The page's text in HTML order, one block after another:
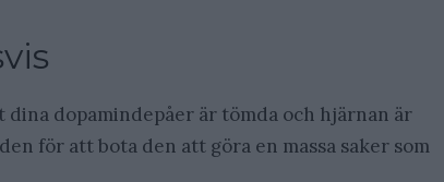
dina dopamindepåer är tömda och hjärnan är
för att bota den att göra en massa saker som